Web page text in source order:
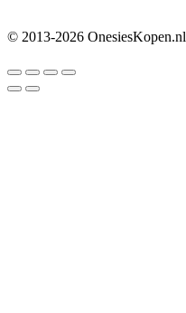
© 2013-2026 OnesiesKopen.nl